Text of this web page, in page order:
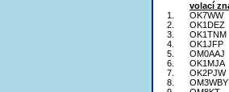
volací
1.
OK7WW
2.
OK1DEZ
3.
OK1TNM
4.
OK1JFP
5.
OM0AAJ
6.
OK1MJA
7.
OK2PJW
8.
OM3WBY